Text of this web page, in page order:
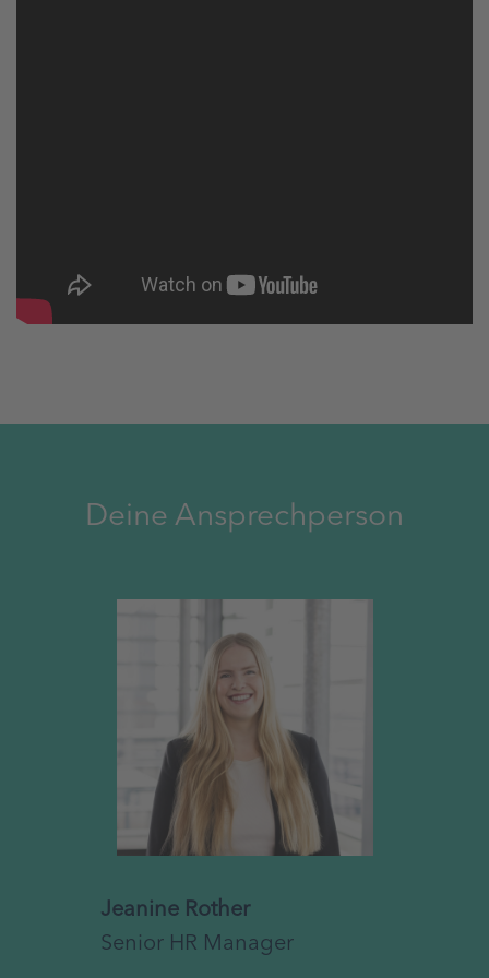
Deine Ansprechperson
Jeanine Rother
Senior HR Manager